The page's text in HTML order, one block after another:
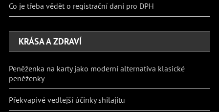
Co je třeba vědět o registrační dani pro DPH
KRÁSA A ZDRAVÍ
Peněženka na karty jako moderní alternativa klasické
peněženky
Překvapivé vedlejší účinky shilajitu